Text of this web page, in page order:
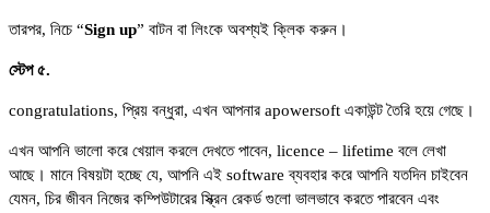
তারপর, নিচে “Sign up” বাটন বা লিংকে অবশ্যই ক্লিক করুন।
স্টেপ ৫.
congratulations, প্রিয় বন্ধুরা, এখন আপনার apowersoft একাউন্ট তৈরি হয়ে গেছে।
এখন আপনি ভালো করে খেয়াল করলে দেখতে পাবেন, licence – lifetime বলে লেখা
আছে। মানে বিষয়টা হচ্ছে যে, আপনি এই software ব্যবহার করে আপনি যতদিন চাইবেন
যেমন, চির জীবন নিজের কম্পিউটারের স্ক্রিন রেকর্ড গুলো ভালভাবে করতে পারবেন এবং